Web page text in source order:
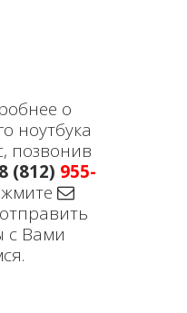
о
ноутбука
позвонив
8 (812) 955-
с Вами